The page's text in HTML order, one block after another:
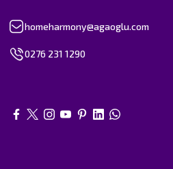
homeharmony@agaoglu.com
0276 231 1290